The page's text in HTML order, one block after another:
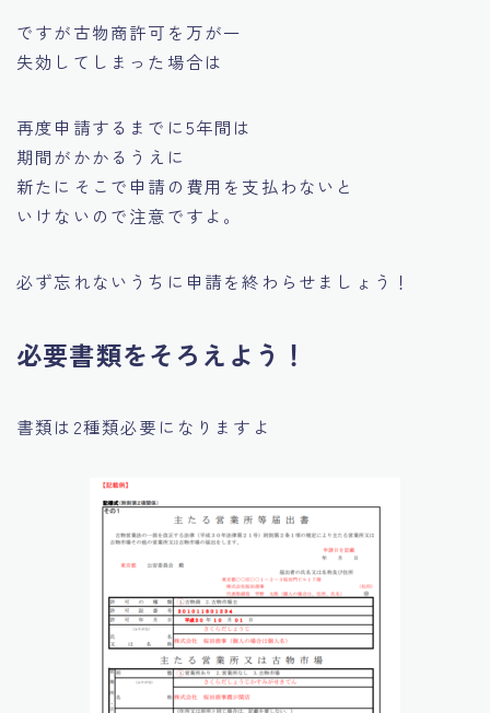
ですが古物商許可を万が一
失効してしまった場合は
再度申請するまでに5年間は
期間がかかるうえに
新たにそこで申請の費用を支払わないと
いけない ので注意ですよ。
必ず忘れないうちに申請を終わらせましょう！
必要書類をそろえよう！
書類は2種類必要になりますよ